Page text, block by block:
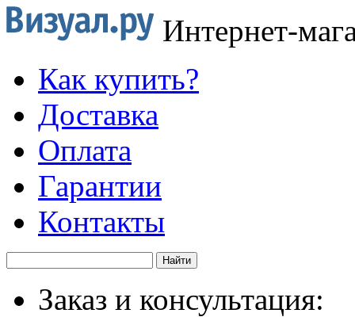
Интернет-
Как купить?
Доставка
Оплата
Гарантии
Контакты
Заказ и консультация: